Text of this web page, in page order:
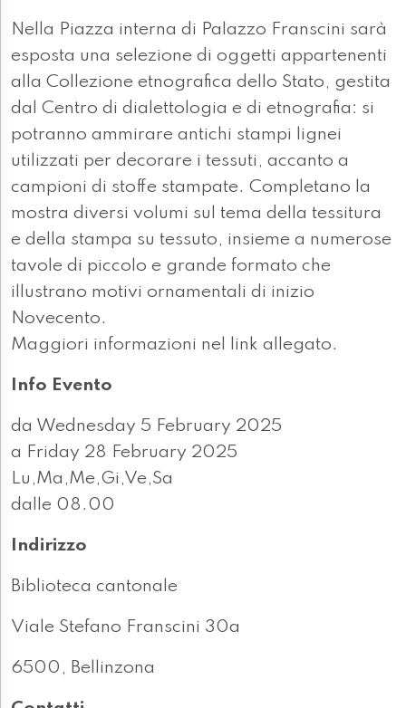
Nella Piazza interna di Palazzo Franscini sarà
esposta una selezione di oggetti appartenenti
alla Collezione etnografica dello Stato, gestita
dal Centro di dialettologia e di etnografia: si
potranno ammirare antichi stampi lignei
utilizzati per decorare i tessuti, accanto a
campioni di stoffe stampate. Completano la
mostra diversi volumi sul tema della tessitura
e della stampa su tessuto, insieme a numerose
tavole di piccolo e grande formato che
illustrano motivi ornamentali di inizio
Novecento.
Maggiori informazioni nel link allegato.
Info Evento
da Wednesday 5 February 2025
a Friday 28 February 2025
Lu,Ma,Me,Gi,Ve,Sa
dalle 08.00
Indirizzo
Biblioteca cantonale
Viale Stefano Franscini 30a
6500, Bellinzona